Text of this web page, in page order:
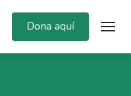
Dona aquí